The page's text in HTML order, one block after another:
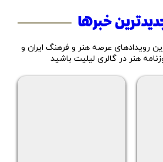
خبرها
رویدادهای عرصه هنر و فرهنگ ایران و
هنر در گالری لیلیت باشید